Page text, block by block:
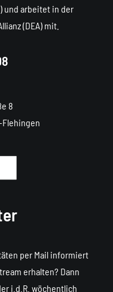
und arbeitet in der
(DEA) mit.
8
per Mail informiert
erhalten? Dann
i.d.R. wöchentlich